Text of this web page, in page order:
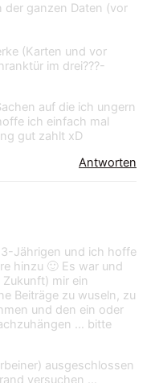
der ganzen Daten (vor
(Karten und vor
im drei???-
auf die ich ungern
ich einfach mal
gut zahlt xD
Antworten
Jährigen und ich hoffe
hinzu 🙂 Es war und
mir ein
Beiträge zu wuseln, zu
und den ein oder
… bitte
ausgeschlossen
versuchen …